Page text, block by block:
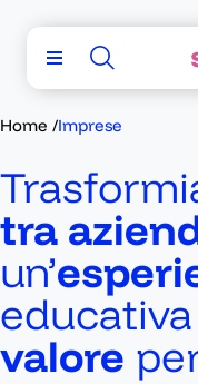
Home /Imprese
tra
un’
valore